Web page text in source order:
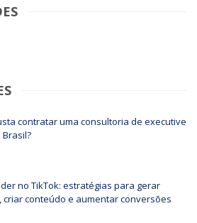
contratar uma consultoria de executive
no TikTok: estratégias para gerar
criar conteúdo e aumentar conversões